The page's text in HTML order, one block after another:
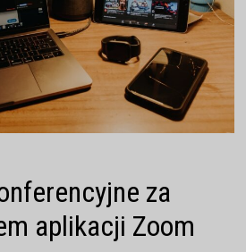
za
aplikacji Zoom